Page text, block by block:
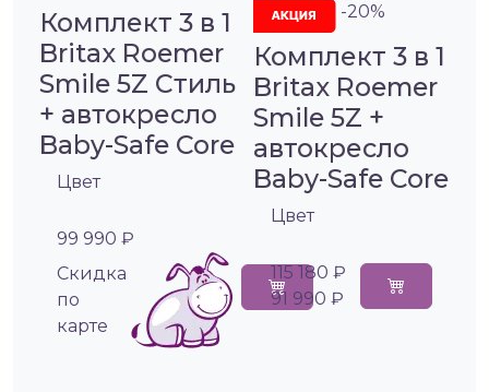
Комплект 3 в 1
Britax Roemer
Smile 5Z Стиль
+ автокресло
Baby-Safe Core
Цвет
99 990 ₽
Cкидка
по
карте
-20%
Комплект 3 в 1
Britax Roemer
Smile 5Z +
автокресло
Baby-Safe Core
Цвет
115 180 ₽
91 990 ₽